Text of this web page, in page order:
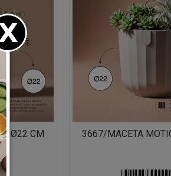
Ø22 CM
3667/MACETA